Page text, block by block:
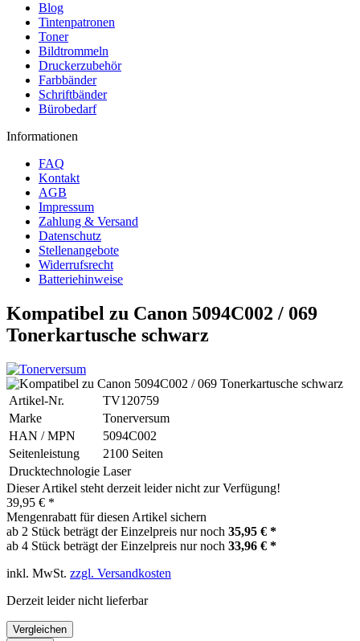
Blog
Tintenpatronen
Toner
Bildtrommeln
Druckerzubehör
Farbbänder
Schriftbänder
Bürobedarf
Informationen
FAQ
Kontakt
AGB
Impressum
Zahlung & Versand
Datenschutz
Stellenangebote
Widerrufsrecht
Batteriehinweise
Kompatibel zu Canon 5094C002 / 069
Tonerkartusche schwarz
Artikel-Nr.
TV120759
Marke
Tonerversum
HAN / MPN
5094C002
Seitenleistung
2100 Seiten
Drucktechnologie Laser
Dieser Artikel steht derzeit leider nicht zur Verfügung!
39,95 € *
Mengenrabatt für diesen Artikel sichern
ab 2 Stück beträgt der Einzelpreis nur noch 35,95 € *
ab 4 Stück beträgt der Einzelpreis nur noch 33,96 € *
inkl. MwSt. zzgl. Versandkosten
Derzeit leider nicht lieferbar
Vergleichen